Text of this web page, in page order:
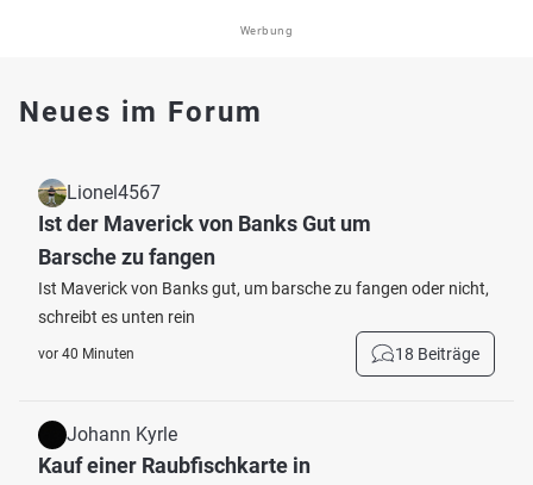
Werbung
Neues im Forum
Lionel4567
Ist der Maverick von Banks Gut um
Barsche zu fangen
Ist Maverick von Banks gut, um barsche zu fangen oder nicht,
schreibt es unten rein
vor 40 Minuten 18 Beiträge
Johann Kyrle
Kauf einer Raubfischkarte in